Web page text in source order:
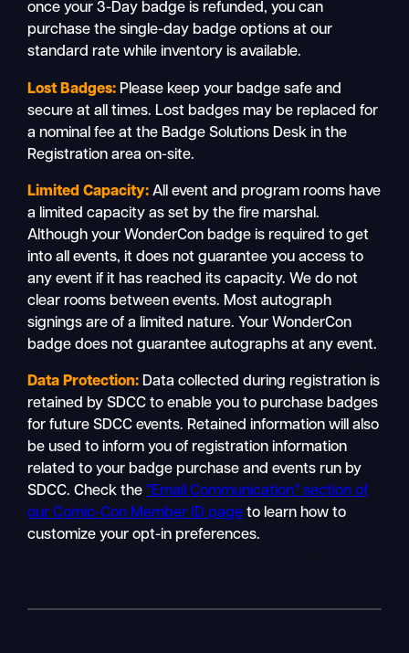
once your 3-Day badge is refunded, you can
purchase the single-day badge options at our
standard rate while inventory is available.
Lost Badges: Please keep your badge safe and
secure at all times. Lost badges may be replaced for
a nominal fee at the Badge Solutions Desk in the
Registration area on-site.
Limited Capacity: All event and program rooms have
a limited capacity as set by the fire marshal.
Although your WonderCon badge is required to get
into all events, it does not guarantee you access to
any event if it has reached its capacity. We do not
clear rooms between events. Most autograph
signings are of a limited nature. Your WonderCon
badge does not guarantee autographs at any event.
Data Protection: Data collected during registration is
retained by SDCC to enable you to purchase badges
for future SDCC events. Retained information will also
be used to inform you of registration information
related to your badge purchase and events run by
SDCC. Check the“Email Communication” section of
our Comic-Con Member ID page to learn how to
customize your opt-in preferences.